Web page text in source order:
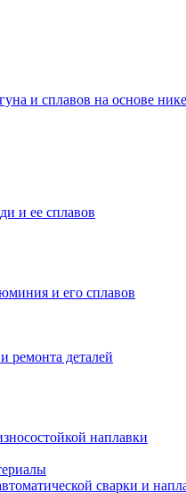
и сплавов на основе
и ее сплавов
и его сплавов
ремонта деталей
наплавки
сварки и